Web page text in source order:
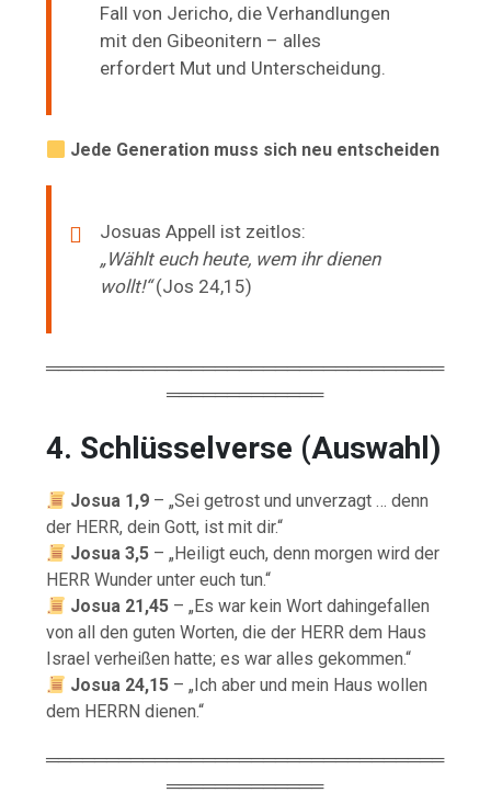
Fall von Jericho, die Verhandlungen
mit den Gibeonitern – alles
erfordert Mut und Unterscheidung.
Jede Generation muss sich neu entscheiden
Josuas Appell ist zeitlos:
„Wählt euch heute, wem ihr dienen
wollt!“(Jos 24,15)
═════════════════════════════════
═════════════
4. Schlüsselverse (Auswahl)
Josua 1,9 – „Sei getrost und unverzagt … denn
der HERR, dein Gott, ist mit dir.“
Josua 3,5 – „Heiligt euch, denn morgen wird der
HERR Wunder unter euch tun.“
Josua 21,45 – „Es war kein Wort dahingefallen
von all den guten Worten, die der HERR dem Haus
Israel verheißen hatte; es war alles gekommen.“
Josua 24,15 – „Ich aber und mein Haus wollen
dem HERRN dienen.“
═════════════════════════════════
═════════════